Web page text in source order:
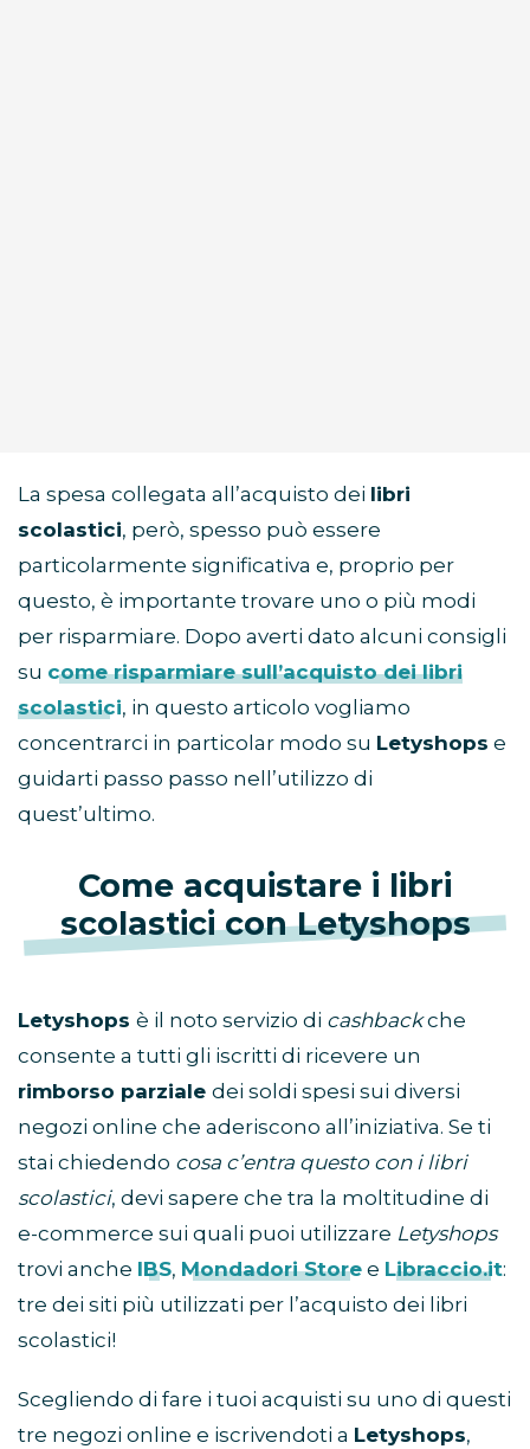
La spesa collegata all’acquisto dei libri
scolastici, però, spesso può essere
particolarmente significativa e, proprio per
questo, è importante trovare uno o più modi
per risparmiare. Dopo averti dato alcuni consigli
su come risparmiare sull’acquisto dei libri
scolastici, in questo articolo vogliamo
concentrarci in particolar modo su Letyshops e
guidarti passo passo nell’utilizzo di
quest’ultimo.
Come acquistare i libri
scolastici con Letyshops
Letyshops è il noto servizio di cashbackche
consente a tutti gli iscritti di ricevere un
rimborso parziale dei soldi spesi sui diversi
negozi online che aderiscono all’iniziativa. Se ti
stai chiedendo cosa c’entra questo con i libri
scolastici, devi sapere che tra la moltitudine di
e-commerce sui quali puoi utilizzare Letyshops
trovi anche IBS, Mondadori Store e Libraccio.it:
tre dei siti più utilizzati per l’acquisto dei libri
scolastici!
Scegliendo di fare i tuoi acquisti su uno di questi
tre negozi online e iscrivendoti a Letyshops,